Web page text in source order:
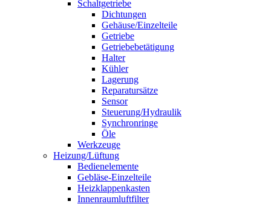
Schaltgetriebe
Dichtungen
Gehäuse/Einzelteile
Getriebe
Getriebebetätigung
Halter
Kühler
Lagerung
Reparatursätze
Sensor
Steuerung/Hydraulik
Synchronringe
Öle
Werkzeuge
Heizung/Lüftung
Bedienelemente
Gebläse-Einzelteile
Heizklappenkasten
Innenraumluftfilter